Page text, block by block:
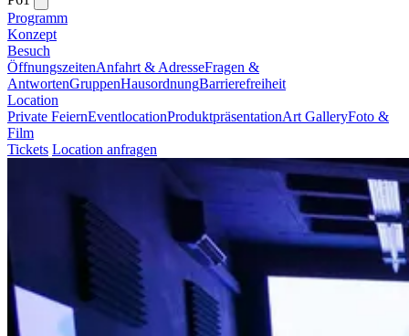
Programm
Konzept
Besuch
ÖffnungszeitenAnfahrt & AdresseFragen &
AntwortenGruppenHausordnungBarrierefreiheit
Location
Private FeiernEventlocationProduktpräsentationArt GalleryFoto &
Film
Tickets Location anfragen